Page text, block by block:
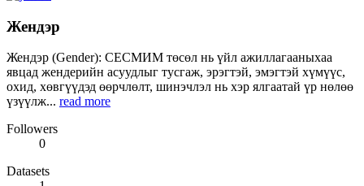
Жендэр
Жендэр (Gender): СЕСМИМ төсөл нь үйл ажиллагааныхаа
явцад жендерийн асуудлыг тусгаж, эрэгтэй, эмэгтэй хүмүүс,
охид, хөвгүүдэд өөрчлөлт, шинэчлэл нь хэр ялгаатай үр нөлөө
үзүүлж... read more
Followers
0
Datasets